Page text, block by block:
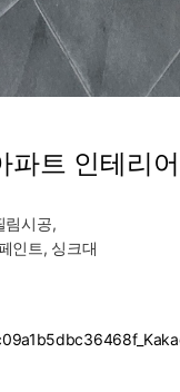
파트 인테리
림시공,
인트, 싱크대